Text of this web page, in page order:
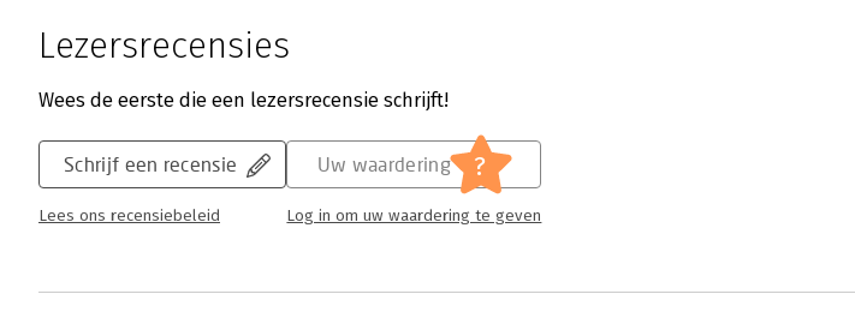
Lezersrecensies
Wees de eerste die een lezersrecensie schrijft!
Schrijf een recensie
Lees ons recensiebeleid
Uw waardering ?
Log in om uw waardering te geven